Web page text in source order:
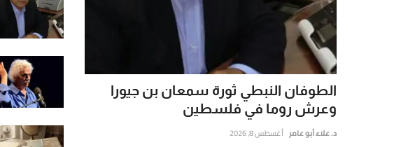
الطوفان النبطي ثورة سمعان بن جيورا
وعرش روما في فلسطين
د. علاء أبو عامر أغسطس 8, 2026